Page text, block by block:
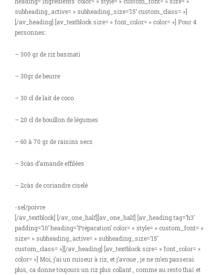
subheading_active= » subheading_size=’15’ custom_class= »]
[/av_heading] [av_textblock size= » font_color= » color= »] Pour 4
personnes:
– 300 gr de riz basmati
– 30gr de beurre
– 30 cl de lait de coco
– 20 cl de bouillon de légumes
– 60 à 70 gr de raisins secs
– 3càs d’amande effilées
– 2càs de coriandre ciselé
-sel/poivre
[/av_textblock] [/av_one_half][av_one_half] [av_heading tag=’h3′
padding=’10’ heading=’Préparation’ color= » style= » custom_font= »
size= » subheading_active= » subheading_size=’15’
custom_class= »][/av_heading] [av_textblock size= » font_color= »
color= »] Moi, j’ai un cuiseur à riz, et j’avoue , je ne m’en passerai
plus, ca donne toujours un riz plus collant , comme au resto thaï et